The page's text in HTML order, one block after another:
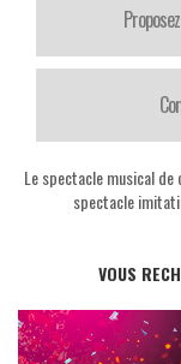
Le spectacle musical
spectacle
VOUS